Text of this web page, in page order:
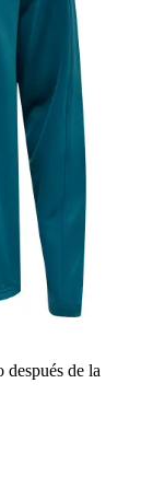
después de la